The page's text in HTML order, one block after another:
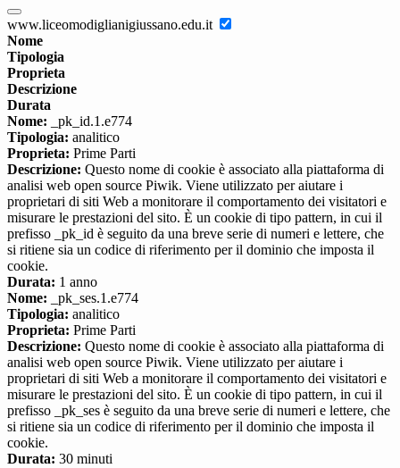
www.liceomodiglianigiussano.edu.it
Nome
Tipologia
Proprieta
Descrizione
Durata
Nome: _pk_id.1.e774
Tipologia: analitico
Proprieta: Prime Parti
Descrizione: Questo nome di cookie è associato alla piattaforma di
analisi web open source Piwik. Viene utilizzato per aiutare i
proprietari di siti Web a monitorare il comportamento dei visitatori e
misurare le prestazioni del sito. È un cookie di tipo pattern, in cui il
prefisso _pk_id è seguito da una breve serie di numeri e lettere, che
si ritiene sia un codice di riferimento per il dominio che imposta il
cookie.
Durata: 1 anno
Nome: _pk_ses.1.e774
Tipologia: analitico
Proprieta: Prime Parti
Descrizione: Questo nome di cookie è associato alla piattaforma di
analisi web open source Piwik. Viene utilizzato per aiutare i
proprietari di siti Web a monitorare il comportamento dei visitatori e
misurare le prestazioni del sito. È un cookie di tipo pattern, in cui il
prefisso _pk_ses è seguito da una breve serie di numeri e lettere, che
si ritiene sia un codice di riferimento per il dominio che imposta il
cookie.
Durata: 30 minuti